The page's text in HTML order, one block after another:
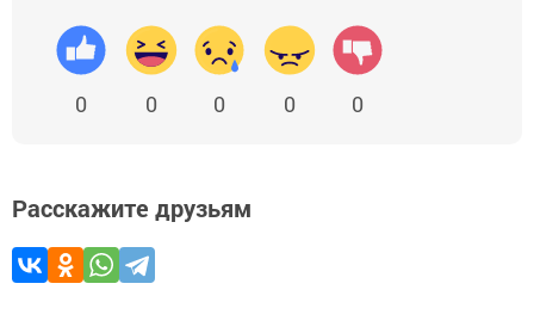
0 0 0 0 0
Расскажите друзьям